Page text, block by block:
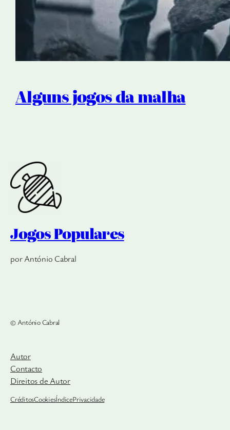
Alguns jogos da malha
Jogos Populares
por António Cabral
© António Cabral
Autor
Contacto
Direitos de Autor
CréditosCookiesÍndicePrivacidade